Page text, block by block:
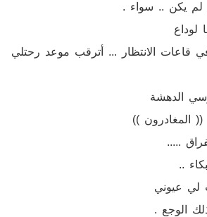
لم يكن .. سواء .
لوداع
في قاعات الانتظار ... أترقب موعد رحتلي
الدهشة
المغادرون ))
.....
..
لي عيوني
الوجع .